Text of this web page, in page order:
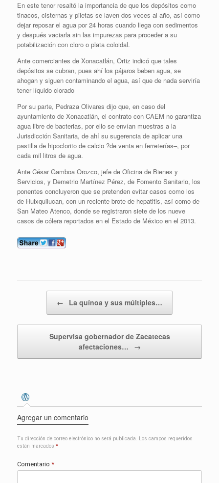
En este tenor resaltó la importancia de que los depósitos como
tinacos, cisternas y piletas se laven dos veces al año, así como
dejar reposar el agua por 24 horas cuando llega con sedimentos
y después vaciarla sin las impurezas para proceder a su
potabilización con cloro o plata coloidal.
Ante comerciantes de Xonacatlán, Ortiz indicó que tales
depósitos se cubran, pues ahí los pájaros beben agua, se
ahogan y siguen contaminando el agua, así que de nada serviría
tener líquido clorado
Por su parte, Pedraza Olivares dijo que, en caso del
ayuntamiento de Xonacatlán, el contrato con CAEM no garantiza
agua libre de bacterias, por ello se envían muestras a la
Jurisdicción Sanitaria, de ahí su sugerencia de aplicar una
pastilla de hipoclorito de calcio ?de venta en ferreterías–, por
cada mil litros de agua.
Ante César Gamboa Orozco, jefe de Oficina de Bienes y
Servicios, y Demetrio Martínez Pérez, de Fomento Sanitario, los
ponentes concluyeron que se pretenden evitar casos como los
de Huixquilucan, con un reciente brote de hepatitis, así como de
San Mateo Atenco, donde se registraron siete de los nueve
casos de cólera reportados en el Estado de México en el 2013.
← La quínoa y sus múltiples…
Supervisa gobernador de Zacatecas
afectaciones…
→
Agregar un comentario
Tu dirección de correo electrónico no será publicada.
Los campos requeridos
están marcados *
Comentario *